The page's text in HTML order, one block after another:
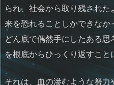
られ、社会から取り残され
来を恐れることしかできな
どん底で偶然手にしたある
を根底からひっくり返すこと
それは、血の滲むような努